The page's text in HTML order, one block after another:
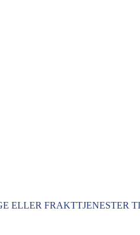
ELLER FRAKTTJENESTER